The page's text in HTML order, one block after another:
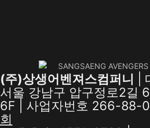
(주)상생어벤져스컴퍼니 |
서울 강남구 압구정로2길
6F | 사업자번호 266-88-
회